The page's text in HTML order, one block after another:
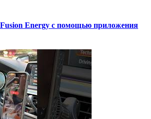
Energy с помощью приложения